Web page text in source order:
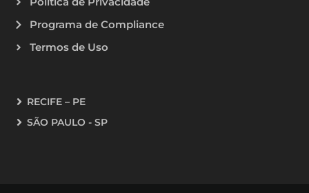
Programa de Compliance
Termos de Uso
RECIFE – PE
SÃO PAULO - SP